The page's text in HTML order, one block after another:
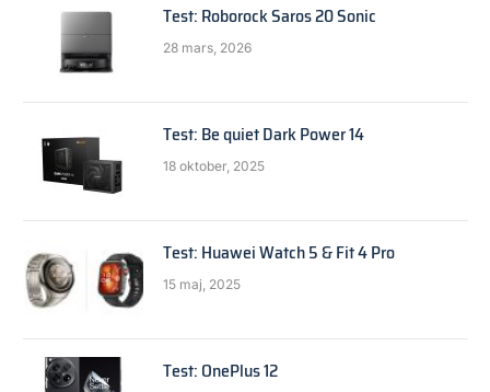
Test: Roborock Saros 20 Sonic
28 mars, 2026
Test: Be quiet Dark Power 14
18 oktober, 2025
Test: Huawei Watch 5 & Fit 4 Pro
15 maj, 2025
Test: OnePlus 12